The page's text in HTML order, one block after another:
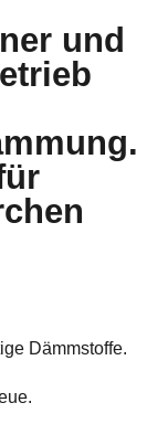
und
Dämmstoffe.